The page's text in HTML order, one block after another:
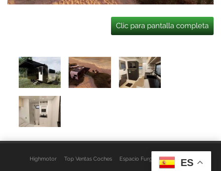
Clic para pantalla completa
Highmotor Top Ventas Coches Espacio Furgo Aviso Legal
ES